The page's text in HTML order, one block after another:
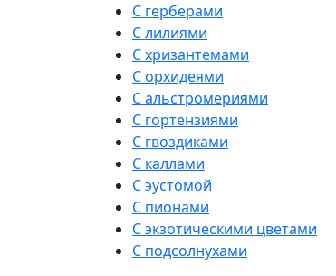
С герберами
С лилиями
С хризантемами
С орхидеями
С альстромериями
С гортензиями
С гвоздиками
С каллами
С эустомой
С пионами
С экзотическими цветами
С подсолнухами